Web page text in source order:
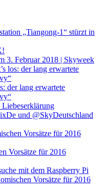
„Tiangong-1“ stürzt in
3. Februar 2018 | Skyweek
los: der lang erwartete
der lang erwartete
und @SkyDeutschland
Vorsätze für 2016
Vorsätze für 2016
mit dem Raspberry Pi
Vorsätze für 2016